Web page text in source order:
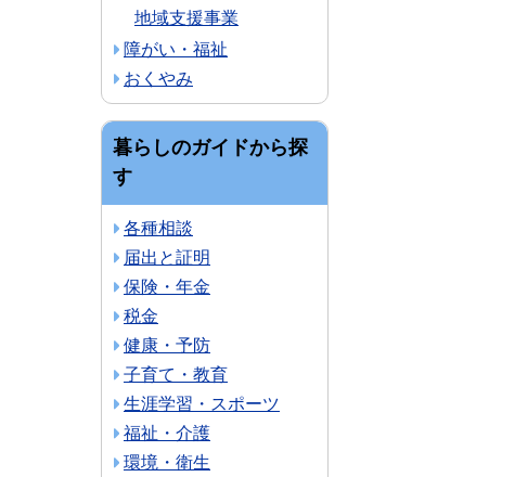
地域支援事業
障がい・福祉
おくやみ
暮らしのガイドから探
す
各種相談
届出と証明
保険・年金
税金
健康・予防
子育て・教育
生涯学習・スポーツ
福祉・介護
環境・衛生